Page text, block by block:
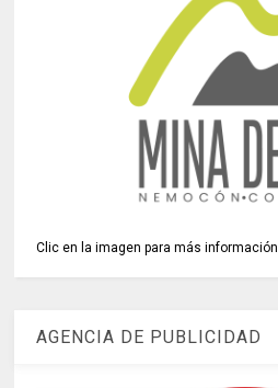
Clic en la imagen para más información
AGENCIA DE PUBLICIDAD